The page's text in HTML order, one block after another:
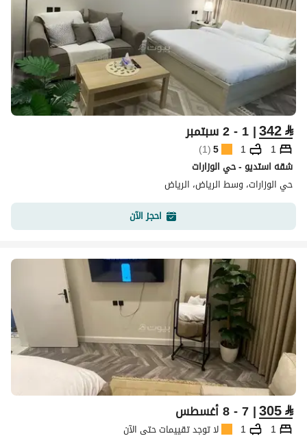
⃁
342| 1 - 2 سبتمبر
1
1
5
(
1
)
شقه استديو - حي الوزارات
حي الوزارات، وسط الرياض، الرياض
احجز الآن
⃁
305| 7 - 8 أغسطس
1
1 لا توجد تقييمات حتى الآن